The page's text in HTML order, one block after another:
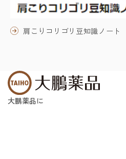
肩こりコリゴリ豆知識ノート
大鵬薬品に